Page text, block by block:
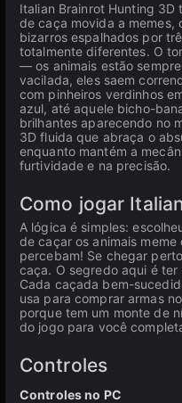
Italian Brainrot Hunting 3D
de caça movida a memes,
bizarros espalhados por
totalmente diferentes. O
— os animais estão
vacilada, eles saem
com pinheiros verdinhos
azul, até aquele bicho-
brilhantes aparecendo no
3D fluida que abraça o
enquanto mantém a
furtividade e na precisão.
Como jogar
A lógica é simples:
de caçar os animais
percebam! Se chegar
caça. O segredo aqui é
Cada caçada bem-
usa para comprar armas
porque tem um monte de
do jogo para você
Controles
Controles no PC